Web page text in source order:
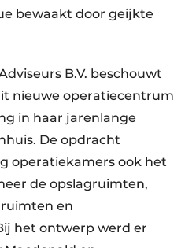
bewaakt door geijkte
B.V. beschouwt
nieuwe operatiecentrum
in haar jarenlange
De opdracht
operatiekamers ook het
de opslagruimten,
en
het ontwerp werd er